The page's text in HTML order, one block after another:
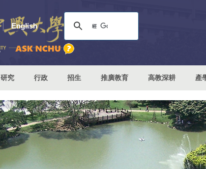
English
研究 行政 招生 推廣教育 高教深耕 產